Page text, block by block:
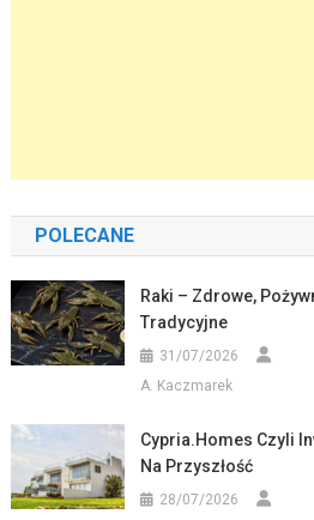
POLECANE
Raki – Zdrowe,
Tradycyjne
31/07/2026
A. Kaczmarek
Cypria.homes Czyli
Na Przyszłość
28/07/2026